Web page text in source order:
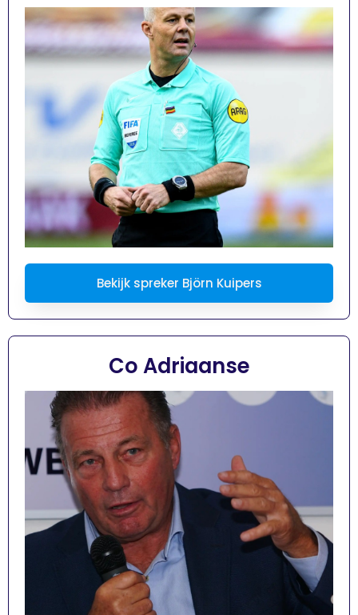
Bekijk spreker Björn Kuipers
Co Adriaanse